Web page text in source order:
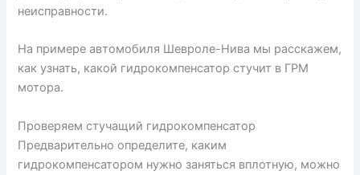
неисправности.
На примере автомобиля Шевроле-Нива мы расскажем,
как узнать, какой гидрокомпенсатор стучит в ГРМ
мотора.
Проверяем стучащий гидрокомпенсатор
Предварительно определите, каким
гидрокомпенсатором нужно заняться вплотную, можно